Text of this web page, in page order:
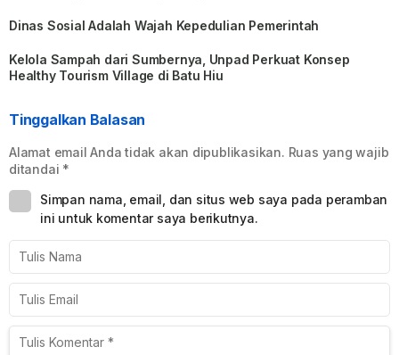
Dinas Sosial Adalah Wajah Kepedulian Pemerintah
Kelola Sampah dari Sumbernya, Unpad Perkuat Konsep
Healthy Tourism Village di Batu Hiu
Tinggalkan Balasan
Alamat email Anda tidak akan dipublikasikan. Ruas yang wajib
ditandai *
Simpan nama, email, dan situs web saya pada peramban
ini untuk komentar saya berikutnya.